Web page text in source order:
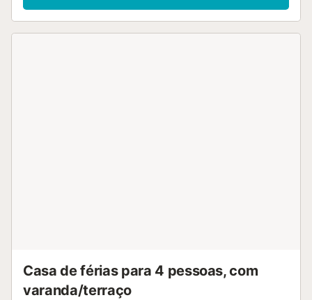
churrasco. A área dispõe de um pequeno supermercado,
Casa de férias para 4 pessoas, com
varanda/terraço